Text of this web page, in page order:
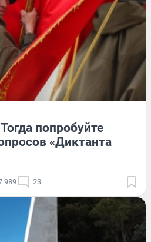
попробуйте
«Диктанта
989 23